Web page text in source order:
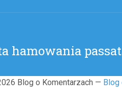
hamowania
Blog o Komentarzach — Blog